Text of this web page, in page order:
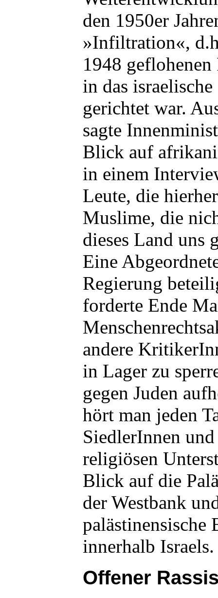
den 1950er
»Infiltration«,
1948 geflohenen
in das israelische
gerichtet war.
sagte
Blick auf
in einem
Leute, die
Muslime, die
dieses Land uns
Eine
Regierung
forderte Ende
andere
in Lager zu
gegen Juden
hört man jeden
SiedlerInnen
religiösen
Blick auf die
der Westbank
palästinensische
innerhalb Israels.
Offener